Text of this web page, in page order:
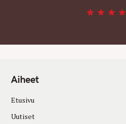
Aiheet
Etusivu
Uutiset